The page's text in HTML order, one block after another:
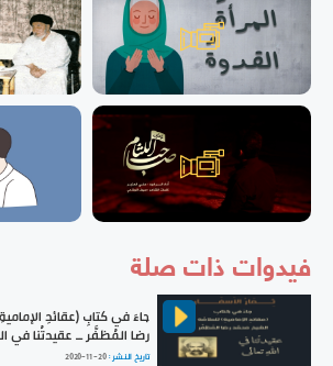
فيدوات ذات صلة
جاءَ في كتابِ (عقائدِ
رضا المُظفَّر ــ عقيدتُنا في
تاريخ النشر :2020-11-20